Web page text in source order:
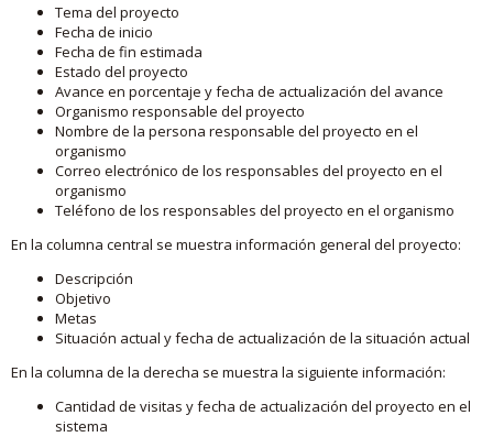
Tema del proyecto
Fecha de inicio
Fecha de fin estimada
Estado del proyecto
Avance en porcentaje y fecha de actualización del avance
Organismo responsable del proyecto
Nombre de la persona responsable del proyecto en el
organismo
Correo electrónico de los responsables del proyecto en el
organismo
Teléfono de los responsables del proyecto en el organismo
En la columna central se muestra información general del proyecto:
Descripción
Objetivo
Metas
Situación actual y fecha de actualización de la situación actual
En la columna de la derecha se muestra la siguiente información:
Cantidad de visitas y fecha de actualización del proyecto en el
sistema